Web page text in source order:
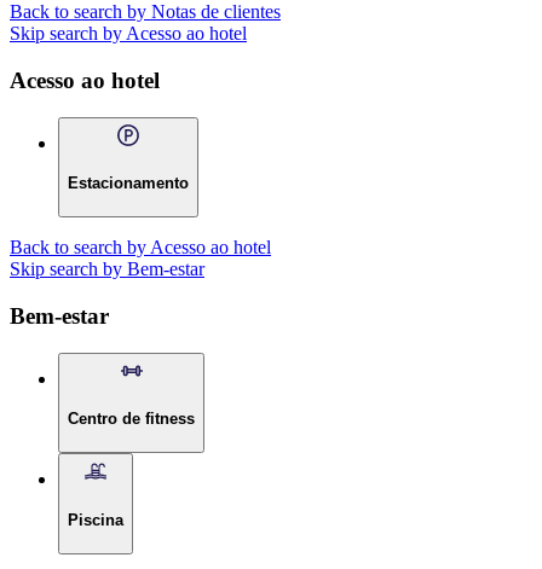
Back to search by Notas de clientes
Skip search by Acesso ao hotel
Acesso ao hotel
Estacionamento
Back to search by Acesso ao hotel
Skip search by Bem-estar
Bem-estar
Centro de fitness
Piscina